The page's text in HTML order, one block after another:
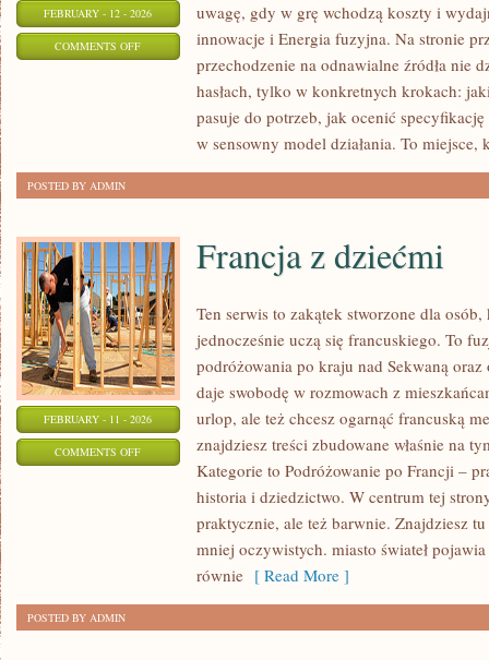
FEBRUARY - 12 - 2026
COMMENTS OFFON
TECHNOLOGIE
INNOWACJE
uwagę, gdy w grę wchodzą koszty i
innowacje i Energia fuzyjna. Na stronie
przechodzenie na odnawialne źródła nie
hasłach, tylko w konkretnych krokach:
pasuje do potrzeb, jak ocenić
w sensowny model działania. To miejsce,
POSTED BY ADMIN
FEBRUARY - 11 - 2026
COMMENTS OFFON
Francja z dziećmi
Ten serwis to zakątek stworzone dla
jednocześnie uczą się francuskiego. To
podróżowania po kraju nad Sekwaną
daje swobodę w rozmowach z
urlop, ale też chcesz ogarnąć francuską
znajdziesz treści zbudowane właśnie na
Kategorie to Podróżowanie po Francji –
historia i dziedzictwo. W centrum tej
praktycznie, ale też barwnie. Znajdziesz
mniej oczywistych. miasto świateł
równie [ Read More ]
POSTED BY ADMIN